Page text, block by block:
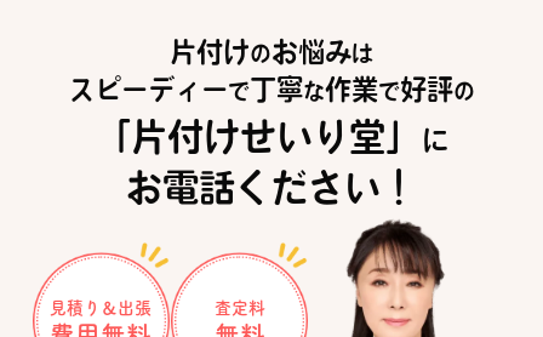
片付けのお悩みは
スピーディーで丁寧な作業で好評の
「片付けせいり堂」 に
お電話ください！
見積り＆出張 査定料